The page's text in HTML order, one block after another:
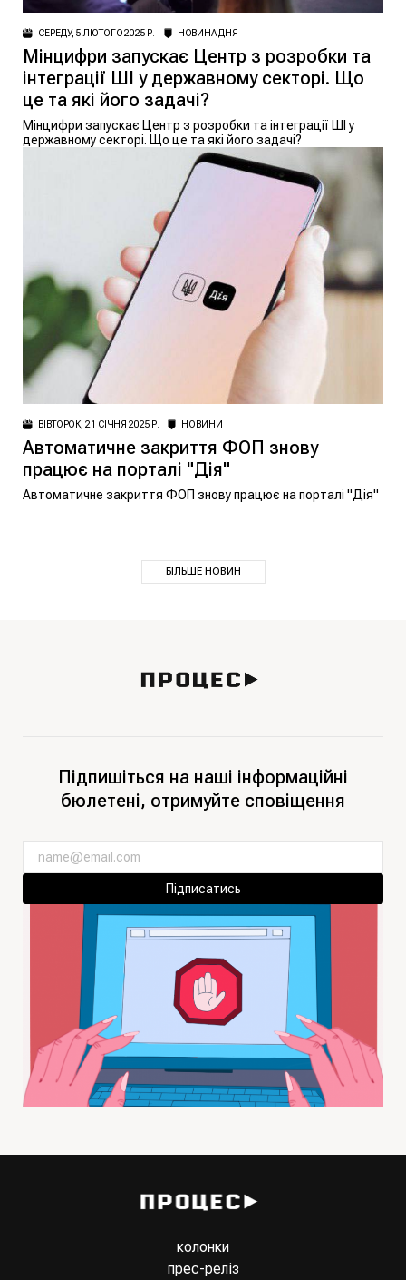
СЕРЕДУ, 5 ЛЮТОГО 2025 Р. НОВИНА ДНЯ
Мінцифри запускає Центр з розробки та
інтеграції ШІ у державному секторі. Що
це та які його задачі?
Мінцифри запускає Центр з розробки та інтеграції ШІ у
державному секторі. Що це та які його задачі?
ВІВТОРОК, 21 СІЧНЯ 2025 Р. НОВИНИ
Автоматичне закриття ФОП знову
працює на порталі "Дія"
Автоматичне закриття ФОП знову працює на порталі "Дія"
БІЛЬШЕ НОВИН
Підпишіться на наші інформаційні
бюлетені, отримуйте сповіщення
Підписатись
колонки
прес-реліз